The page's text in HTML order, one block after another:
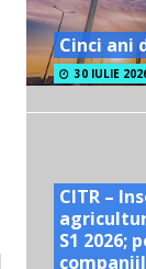
Cinci ani
30 IULIE
CITR –
S1 2026;